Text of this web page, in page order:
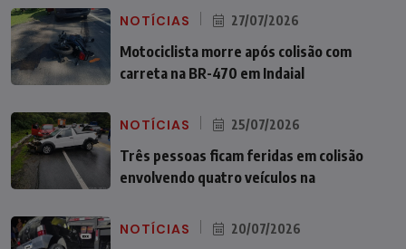
NOTÍCIAS 27/07/2026
Motociclista morre após colisão com
carreta na BR-470 em Indaial
NOTÍCIAS 25/07/2026
Três pessoas ficam feridas em colisão
envolvendo quatro veículos na
NOTÍCIAS 20/07/2026